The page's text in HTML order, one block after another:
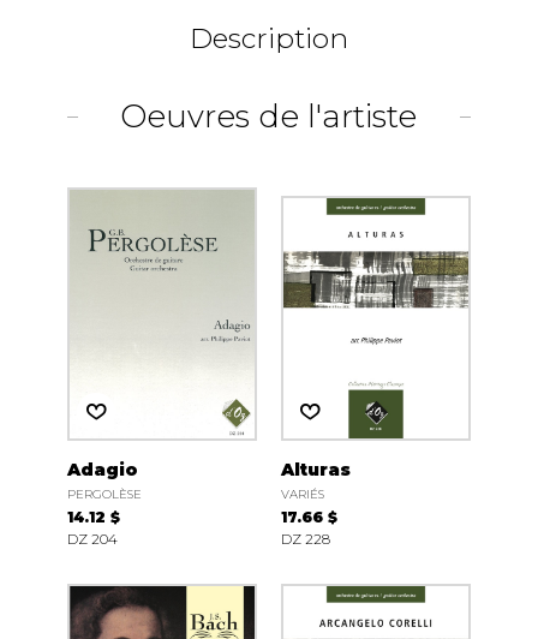
Description
Oeuvres de l'artiste
Adagio
PERGOLÈSE
14.12 $
DZ 204
Alturas
VARIÉS
17.66 $
DZ 228